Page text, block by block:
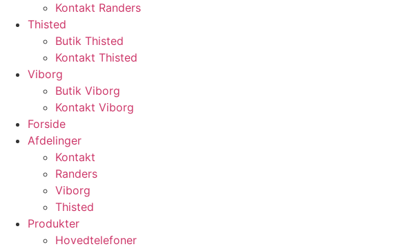
Kontakt Randers
Thisted
Butik Thisted
Kontakt Thisted
Viborg
Butik Viborg
Kontakt Viborg
Forside
Afdelinger
Kontakt
Randers
Viborg
Thisted
Produkter
Hovedtelefoner